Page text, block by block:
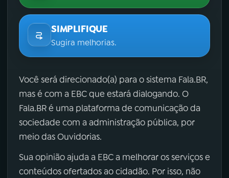
SIMPLIFIQUE
Sugira melhorias.
Você será direcionado(a) para o sistema Fala.BR,
mas é com a EBC que estará dialogando. O
Fala.BR é uma plataforma de comunicação da
sociedade com a administração pública, por
meio das Ouvidorias.
Sua opinião ajuda a EBC a melhorar os serviços e
conteúdos ofertados ao cidadão. Por isso, não